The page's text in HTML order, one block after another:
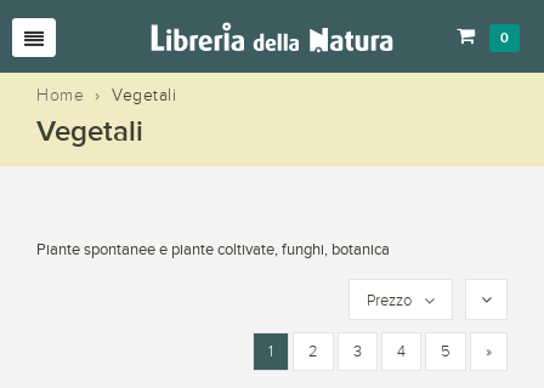
0
Home › Vegetali
Vegetali
Piante spontanee e piante coltivate, funghi, botanica
Prezzo
1 2 3 4 5 »